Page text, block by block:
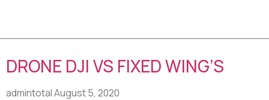
DRONE DJI VS FIXED WING’S
admintotalAugust 5, 2020